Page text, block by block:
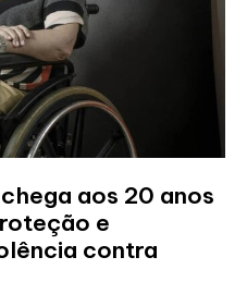
aos 20 anos
e
contra